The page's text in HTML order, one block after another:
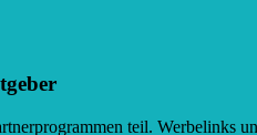
teil. Werbelinks